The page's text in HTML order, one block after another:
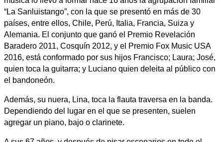
“La Sanluistango”, con la que se presentó en más de 30
países, entre ellos, Chile, Perú, Italia, Francia, Suiza y
Alemania. El conjunto que ganó el Premio Revelación
Baradero 2011, Cosquín 2012, y el Premio Fox Music USA
2016, está conformado por sus hijos Francisco; Laura; José,
quien toca la guitarra; y Luciano quien deleita al público con
el bandoneón.
Además, su nuera, Lina, toca la flauta traversa en la banda.
Dependiendo del lugar en el que se presenten, suelen
agregar un piano, bajo o clarinete.